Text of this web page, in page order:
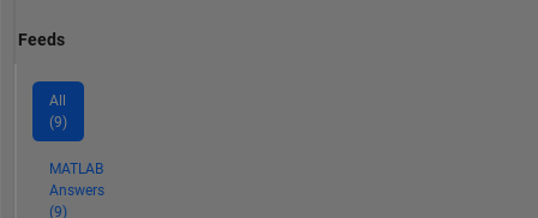
Feeds
All
(9)
MATLAB
Answers
(9)